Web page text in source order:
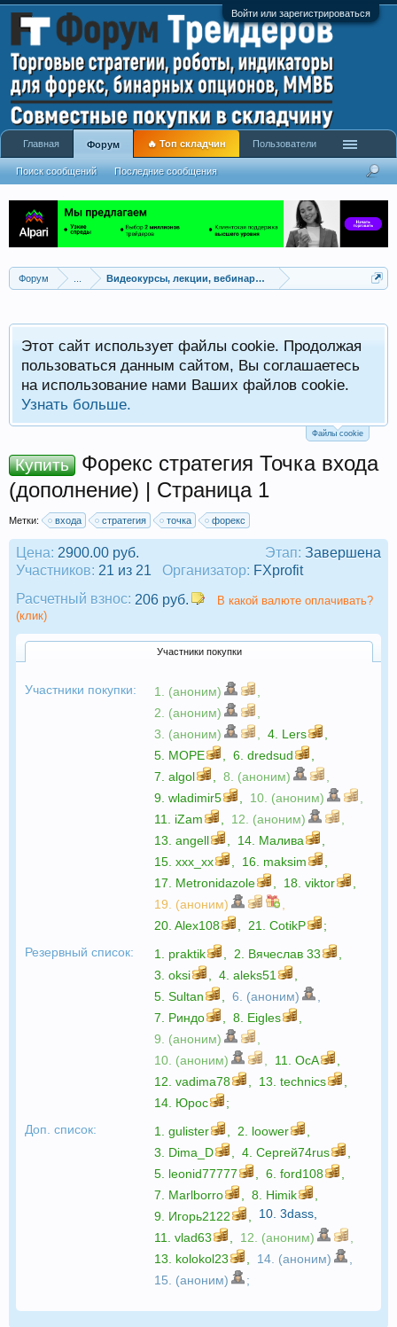
Войти или зарегистрироваться
Форум Видеокурсы, лекции, вебинары, учебный материал
Этот сайт использует файлы cookie. Продолжая
пользоваться данным сайтом, Вы соглашаетесь
на использование нами Ваших файлов cookie.
Узнать больше.
Файлы cookie
Купить
Форекс стратегия Точка входа
(дополнение) | Страница 1
Метки: входа стратегия точка форекс
Этап: Завершена
Цена: 2900.00 руб.
Участников: 21 из 21 Организатор: FXprofit
Расчетный взнос: 206 руб.
В какой валюте оплачивать?
(клик)
Участники покупки
Участники покупки: 1. (аноним)
2. (аноним)
3. (аноним)
4. Lers
5. МОРЕ 6. dredsud
7. algol 8. (аноним)
9. wladimir5 10. (аноним)
11. iZam 12. (аноним)
13. angell 14. Малива
15. xxx_xx 16. maksim
17. Metronidazole 18. viktor
19. (аноним)
20. Alex108 21. CotikP
;
Резервный список:
1. praktik 2. Вячеслав 33
3. oksi 4. aleks51
5. Sultan 6. (аноним)
7. Риндо 8. Eigles
9. (аноним)
10. (аноним)
11. OcA
12. vadima78 13. technics
14. Юрос
;
Доп. список:
1. gulister 2. loower
3. Dima_D 4. Сергей74rus
5. leonid77777 6. ford108
7. Marlborro 8. Himik
9. Игорь2122 10. 3dass
11. vlad63 12. (аноним)
13. kolokol23 14. (аноним)
15. (аноним)
;
Главная Форум
Поиск сообщений Последние сообщения
🔥 Топ складчин Пользователи